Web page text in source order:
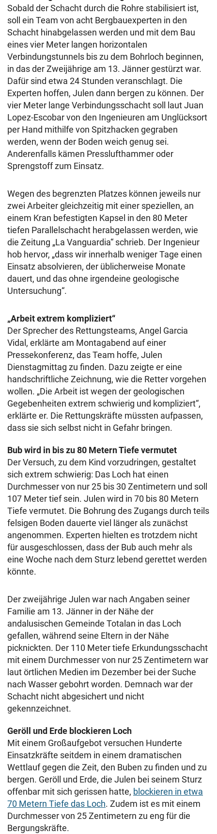
Sobald der Schacht durch die Rohre stabilisiert ist,
soll ein Team von acht Bergbauexperten in den
Schacht hinabgelassen werden und mit dem Bau
eines vier Meter langen horizontalen
Verbindungstunnels bis zu dem Bohrloch beginnen,
in das der Zweijährige am 13. Jänner gestürzt war.
Dafür sind etwa 24 Stunden veranschlagt. Die
Experten hoffen, Julen dann bergen zu können. Der
vier Meter lange Verbindungsschacht soll laut Juan
Lopez-Escobar von den Ingenieuren am Unglücksort
per Hand mithilfe von Spitzhacken gegraben
werden, wenn der Boden weich genug sei.
Anderenfalls kämen Presslufthammer oder
Sprengstoff zum Einsatz.
Wegen des begrenzten Platzes können jeweils nur
zwei Arbeiter gleichzeitig mit einer speziellen, an
einem Kran befestigten Kapsel in den 80 Meter
tiefen Parallelschacht herabgelassen werden, wie
die Zeitung „La Vanguardia“ schrieb. Der Ingenieur
hob hervor, „dass wir innerhalb weniger Tage einen
Einsatz absolvieren, der üblicherweise Monate
dauert, und das ohne irgendeine geologische
Untersuchung“.
„Arbeit extrem kompliziert“
Der Sprecher des Rettungsteams, Angel Garcia
Vidal, erklärte am Montagabend auf einer
Pressekonferenz, das Team hoffe, Julen
Dienstagmittag zu finden. Dazu zeigte er eine
handschriftliche Zeichnung, wie die Retter vorgehen
wollen. „Die Arbeit ist wegen der geologischen
Gegebenheiten extrem schwierig und kompliziert“,
erklärte er. Die Rettungskräfte müssten aufpassen,
dass sie sich selbst nicht in Gefahr bringen.
Bub wird in bis zu 80 Metern Tiefe vermutet
Der Versuch, zu dem Kind vorzudringen, gestaltet
sich extrem schwierig: Das Loch hat einen
Durchmesser von nur 25 bis 30 Zentimetern und soll
107 Meter tief sein. Julen wird in 70 bis 80 Metern
Tiefe vermutet. Die Bohrung des Zugangs durch teils
felsigen Boden dauerte viel länger als zunächst
angenommen. Experten hielten es trotzdem nicht
für ausgeschlossen, dass der Bub auch mehr als
eine Woche nach dem Sturz lebend gerettet werden
könnte.
Der zweijährige Julen war nach Angaben seiner
Familie am 13. Jänner in der Nähe der
andalusischen Gemeinde Totalan in das Loch
gefallen, während seine Eltern in der Nähe
picknickten. Der 110 Meter tiefe Erkundungsschacht
mit einem Durchmesser von nur 25 Zentimetern war
laut örtlichen Medien im Dezember bei der Suche
nach Wasser gebohrt worden. Demnach war der
Schacht nicht abgesichert und nicht
gekennzeichnet.
Geröll und Erde blockieren Loch
Mit einem Großaufgebot versuchen Hunderte
Einsatzkräfte seitdem in einem dramatischen
Wettlauf gegen die Zeit, den Buben zu finden und zu
bergen. Geröll und Erde, die Julen bei seinem Sturz
offenbar mit sich gerissen hatte, blockieren in etwa
70 Metern Tiefe das Loch. Zudem ist es mit einem
Durchmesser von 25 Zentimetern zu eng für die
Bergungskräfte.